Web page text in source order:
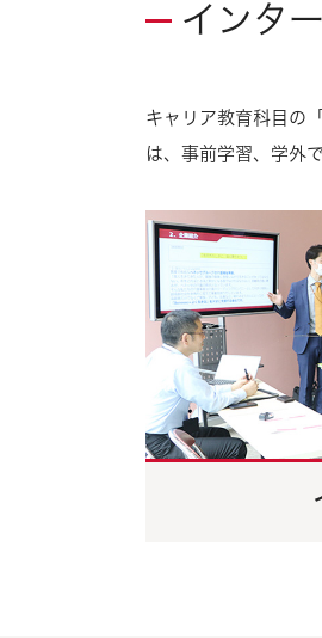
インタ
キャリア教育科目の
は、事前学習、学外